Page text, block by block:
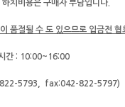
치비용은 구매자 부담입니다.
품절될 수 도 있으므로 입금전 협
간 : 10:00~16:00
5793, fax:042-822-5797)